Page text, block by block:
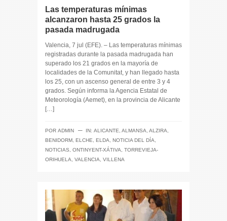
Las temperaturas mínimas
alcanzaron hasta 25 grados la
pasada madrugada
Valencia, 7 jul (EFE). – Las temperaturas mínimas
registradas durante la pasada madrugada han
superado los 21 grados en la mayoría de
localidades de la Comunitat, y han llegado hasta
los 25, con un ascenso general de entre 3 y 4
grados. Según informa la Agencia Estatal de
Meteorología (Aemet), en la provincia de Alicante
[…]
POR ADMIN ─ IN: ALICANTE ALMANSA ALZIRA
BENIDORM ELCHE ELDA NOTICIA DEL DÍA
NOTICIAS
ONTINYENT-XÁTIVA
TORREVIEJA-
ORIHUELA
VALENCIA VILLENA